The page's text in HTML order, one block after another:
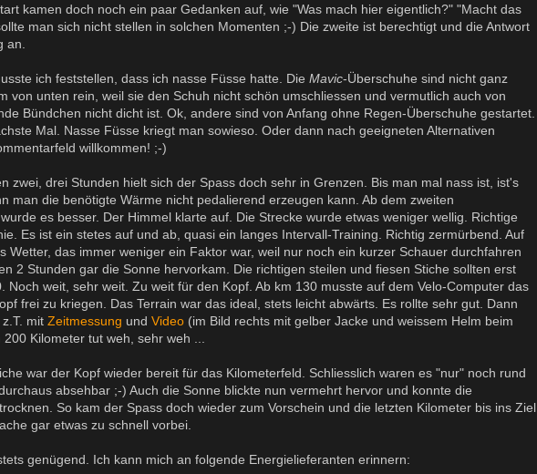
kamen doch noch ein paar Gedanken auf, wie "Was mach hier eigentlich?" "Macht das
man sich nicht stellen in solchen Momenten ;-) Die zweite ist berechtigt und die Antwort
an.
ich feststellen, dass ich nasse Füsse hatte. Die Mavic-Überschuhe sind nicht ganz
von unten rein, weil sie den Schuh nicht schön umschliessen und vermutlich auch von
Bündchen nicht dicht ist. Ok, andere sind von Anfang ohne Regen-Überschuhe gestartet.
Mal. Nasse Füsse kriegt man sowieso. Oder dann nach geeigneten Alternativen
willkommen! ;-)
zwei, drei Stunden hielt sich der Spass doch sehr in Grenzen. Bis man mal nass ist, ist's
man die benötigte Wärme nicht pedalierend erzeugen kann. Ab dem zweiten
es besser. Der Himmel klarte auf. Die Strecke wurde etwas weniger wellig. Richtige
Es ist ein stetes auf und ab, quasi ein langes Intervall-Training. Richtig zermürbend. Auf
Wetter, das immer weniger ein Faktor war, weil nur noch ein kurzer Schauer durchfahren
2 Stunden gar die Sonne hervorkam. Die richtigen steilen und fiesen Stiche sollten erst
Noch weit, sehr weit. Zu weit für den Kopf. Ab km 130 musste auf dem Velo-Computer das
frei zu kriegen. Das Terrain war das ideal, stets leicht abwärts. Es rollte sehr gut. Dann
, z.T. mit Zeitmessung und Video (im Bild rechts mit gelber Jacke und weissem Helm beim
Kilometer tut weh, sehr weh ...
war der Kopf wieder bereit für das Kilometerfeld. Schliesslich waren es "nur" noch rund
absehbar ;-) Auch die Sonne blickte nun vermehrt hervor und konnte die
So kam der Spass doch wieder zum Vorschein und die letzten Kilometer bis ins Ziel
gar etwas zu schnell vorbei.
genügend. Ich kann mich an folgende Energielieferanten erinnern: